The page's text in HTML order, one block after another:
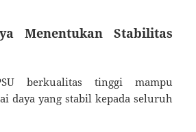
Menentukan Stabilitas
berkualitas tinggi mampu
daya yang stabil kepada seluruh